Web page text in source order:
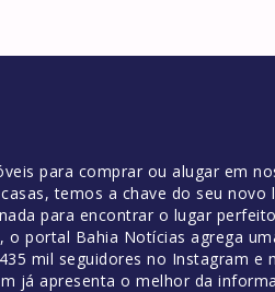
para comprar ou alugar em
temos a chave do seu novo
para encontrar o lugar
o portal Bahia Notícias agrega
mil seguidores no Instagram e
já apresenta o melhor da